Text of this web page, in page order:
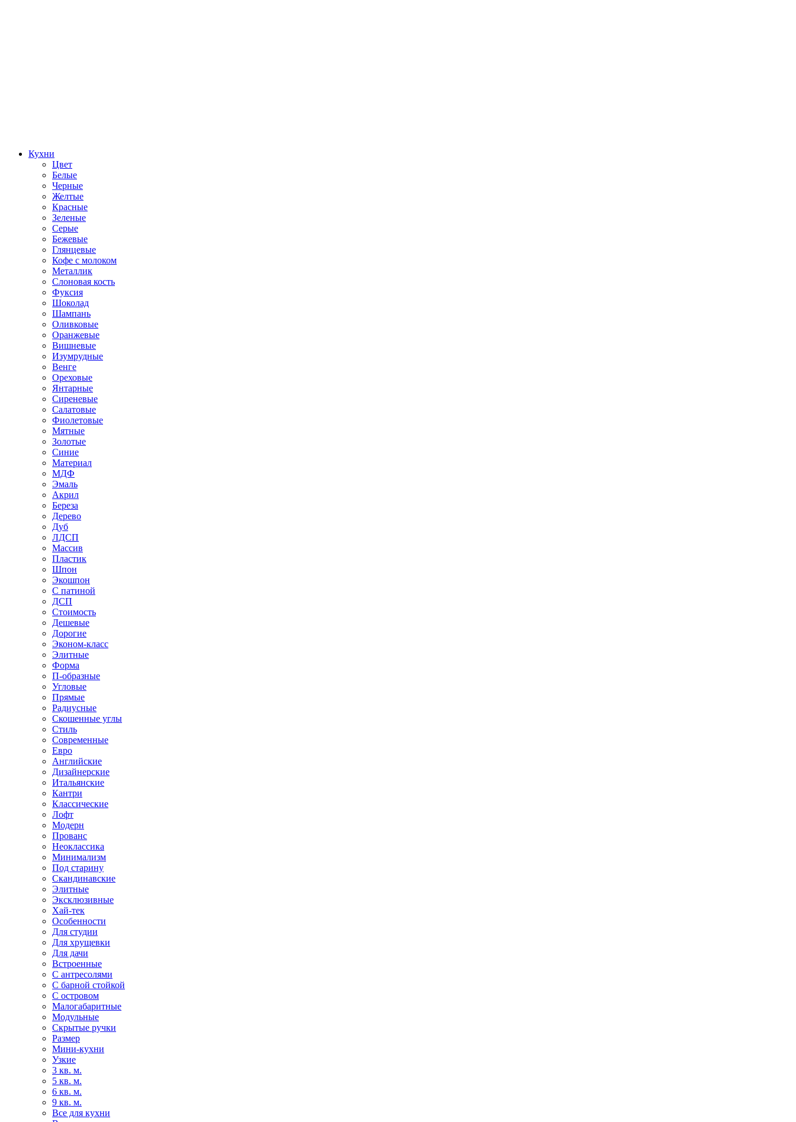
Кухни
Цвет
Белые
Черные
Желтые
Красные
Зеленые
Серые
Бежевые
Глянцевые
Кофе с молоком
Металлик
Слоновая кость
Фуксия
Шоколад
Шампань
Оливковые
Оранжевые
Вишневые
Изумрудные
Венге
Ореховые
Янтарные
Сиреневые
Салатовые
Фиолетовые
Мятные
Золотые
Синие
Материал
МДФ
Эмаль
Акрил
Береза
Дерево
Дуб
ЛДСП
Массив
Пластик
Шпон
Экошпон
С патиной
ДСП
Стоимость
Дешевые
Дорогие
Эконом-класс
Элитные
Форма
П-образные
Угловые
Прямые
Радиусные
Скошенные углы
Стиль
Современные
Евро
Английские
Дизайнерские
Итальянские
Кантри
Классические
Лофт
Модерн
Прованс
Неоклассика
Минимализм
Под старину
Скандинавские
Элитные
Эксклюзивные
Хай-тек
Особенности
Для студии
Для хрущевки
Для дачи
Встроенные
С антресолями
С барной стойкой
С островом
Малогабаритные
Модульные
Скрытые ручки
Размер
Мини-кухни
Узкие
3 кв. м.
5 кв. м.
6 кв. м.
9 кв. м.
Все для кухни